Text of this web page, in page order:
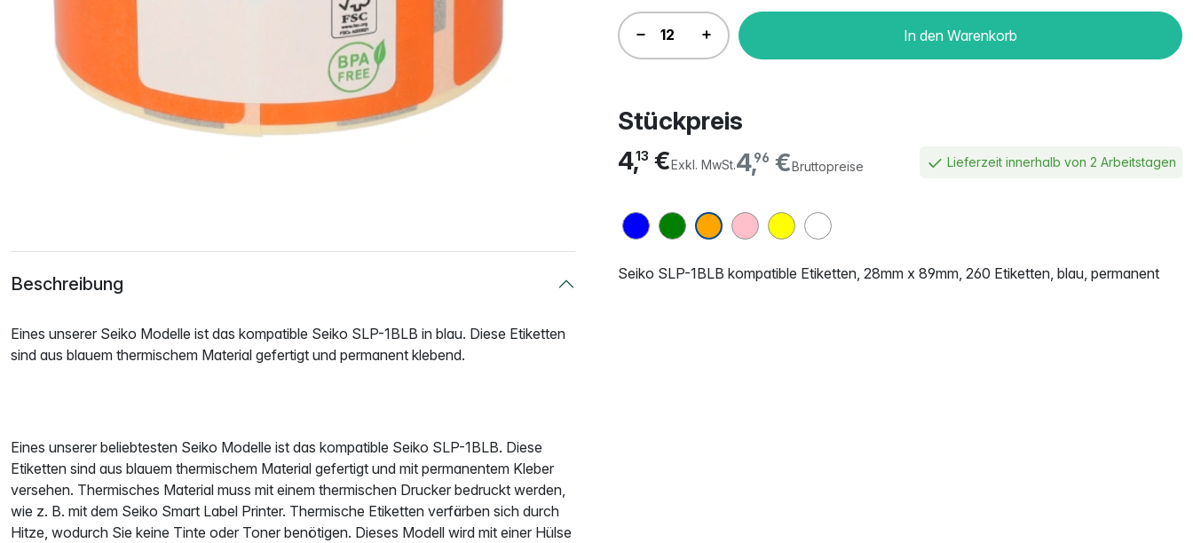
In den Warenkorb
Stückpreis
4,96 €Bruttopreise
4,13 €Exkl. MwSt. Lieferzeit innerhalb von 2 Arbeitstagen
Seiko SLP-1BLB kompatible Etiketten, 28mm x 89mm, 260 Etiketten, blau, permanent
Beschreibung
Eines unserer Seiko Modelle ist das kompatible Seiko SLP-1BLB in blau. Diese Etiketten
sind aus blauem thermischem Material gefertigt und permanent klebend.
Eines unserer beliebtesten Seiko Modelle ist das kompatible Seiko SLP-1BLB. Diese
Etiketten sind aus blauem thermischem Material gefertigt und mit permanentem Kleber
versehen. Thermisches Material muss mit einem thermischen Drucker bedruckt werden,
wie z. B. mit dem Seiko Smart Label Printer. Thermische Etiketten verfärben sich durch
Hitze, wodurch Sie keine Tinte oder Toner benötigen. Dieses Modell wird mit einer Hülse